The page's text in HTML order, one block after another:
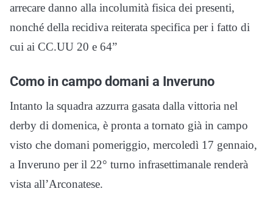
arrecare danno alla incolumità fisica dei presenti,
nonché della recidiva reiterata specifica per i fatto di
cui ai CC.UU 20 e 64”
Como in campo domani a Inveruno
Intanto la squadra azzurra gasata dalla vittoria nel
derby di domenica, è pronta a tornato già in campo
visto che domani pomeriggio, mercoledì 17 gennaio,
a Inveruno per il 22° turno infrasettimanale renderà
vista all’Arconatese.